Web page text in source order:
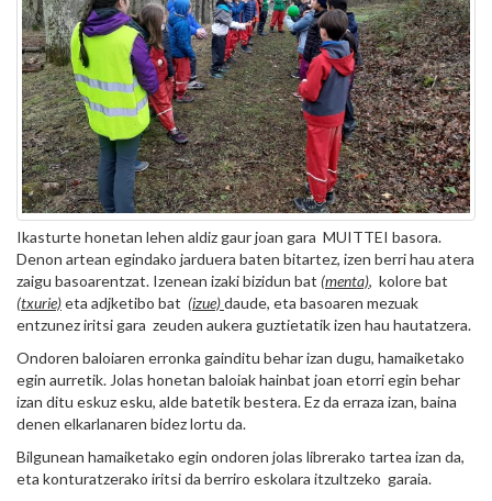
Ikasturte honetan lehen aldiz gaur joan gara MUITTEI basora.
Denon artean egindako jarduera baten bitartez, izen berri hau atera
zaigu basoarentzat. Izenean izaki bizidun bat (menta), kolore bat
(txurie)eta adjketibo bat (izue)daude, eta basoaren mezuak
entzunez iritsi gara zeuden aukera guztietatik izen hau hautatzera.
Ondoren baloiaren erronka gainditu behar izan dugu, hamaiketako
egin aurretik. Jolas honetan baloiak hainbat joan etorri egin behar
izan ditu eskuz esku, alde batetik bestera. Ez da erraza izan, baina
denen elkarlanaren bidez lortu da.
Bilgunean hamaiketako egin ondoren jolas librerako tartea izan da,
eta konturatzerako iritsi da berriro eskolara itzultzeko garaia.